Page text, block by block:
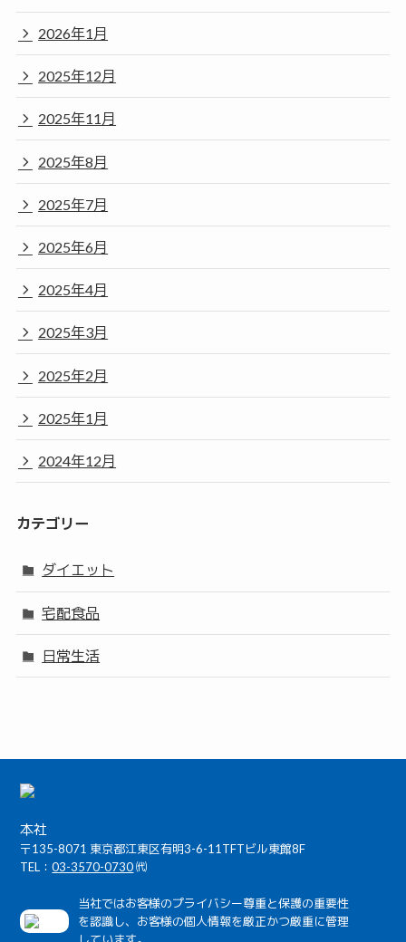
2026年1月
2025年12月
2025年11月
2025年8月
2025年7月
2025年6月
2025年4月
2025年3月
2025年2月
2025年1月
2024年12月
カテゴリー
ダイエット
宅配食品
日常生活
本社
〒135-8071 東京都江東区有明3-6-11TFTビル東館8F
TEL：03-3570-0730㈹
当社ではお客様のプライバシー尊重と保護の重要性
を認識し、お客様の個人情報を厳正かつ厳重に管理
しています。